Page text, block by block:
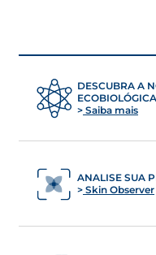
DESCUBRA A
ECOBIOLÓGICA
Saiba mais
ANALISE SUA
Skin Observer